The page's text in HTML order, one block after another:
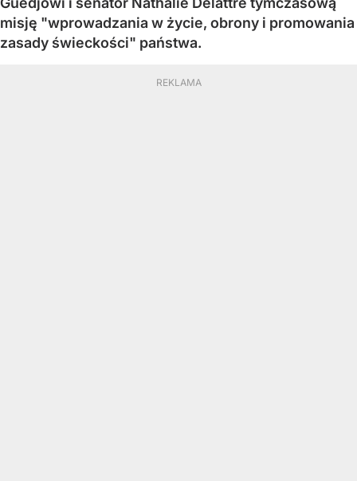
misję "wprowadzania w życie, obrony i promowania
zasady świeckości" państwa.